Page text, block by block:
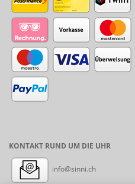
KONTAKT RUND UM DIE UHR
info@sinni.ch